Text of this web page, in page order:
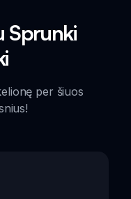
Sprunki
per šiuos